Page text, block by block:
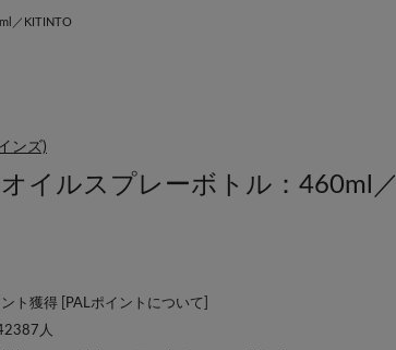
／KITINTO
ンズ)
オイルスプレーボトル：460ml／
ト獲得 [ PALポイントについて
人